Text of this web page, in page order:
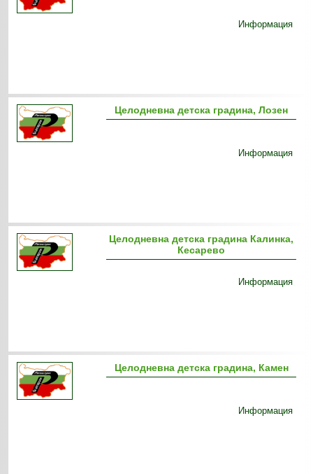
Информация
Целодневна детска градина, Лозен
Информация
Целодневна детска градина Калинка,
Кесарево
Информация
Целодневна детска градина, Камен
Информация